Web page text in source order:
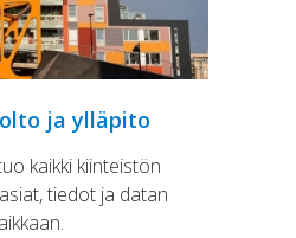
ja ylläpito
kaikki kiinteistön
tiedot ja datan